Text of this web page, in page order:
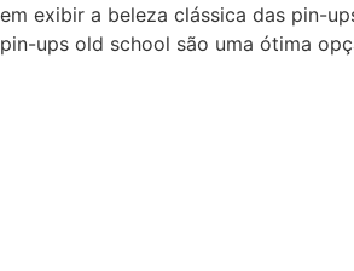
em exibir a beleza clássica das pin-
pin-ups old school são uma ótima